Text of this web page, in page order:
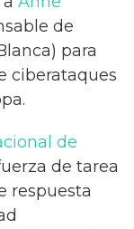
de
para
ciberataques
de
de tarea
respuesta